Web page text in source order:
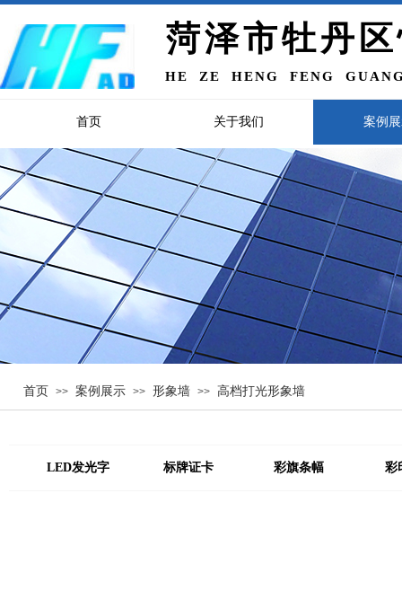
菏泽市牡丹
HE ZE HENG FENG
首页 关于我们 案例
首页 >> 案例展示 >> 形象墙 >> 高档打光形象墙
LED发光字 标牌证卡 彩旗条幅 彩